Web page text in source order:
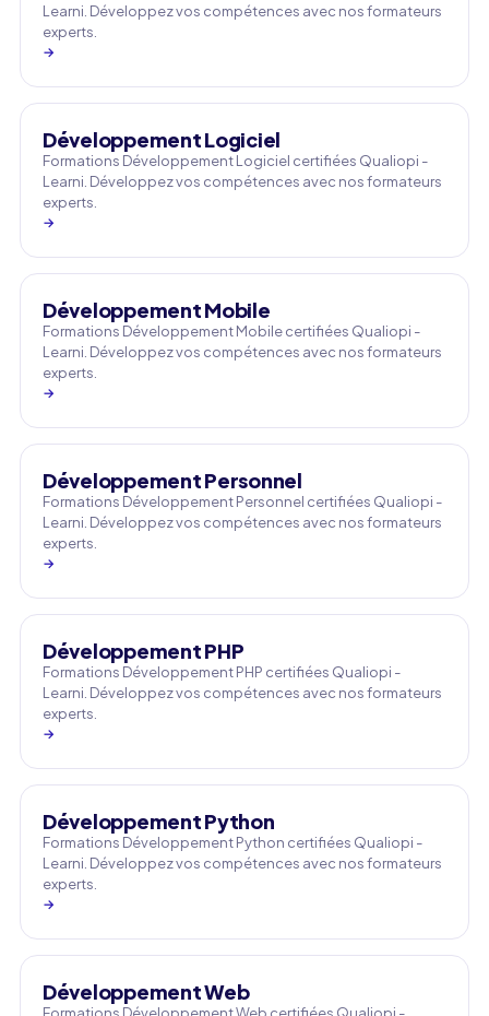
Learni. Développez vos compétences avec nos formateurs
experts.
→
Développement Logiciel
Formations Développement Logiciel certifiées Qualiopi -
Learni. Développez vos compétences avec nos formateurs
experts.
→
Développement Mobile
Formations Développement Mobile certifiées Qualiopi -
Learni. Développez vos compétences avec nos formateurs
experts.
→
Développement Personnel
Formations Développement Personnel certifiées Qualiopi -
Learni. Développez vos compétences avec nos formateurs
experts.
→
Développement PHP
Formations Développement PHP certifiées Qualiopi -
Learni. Développez vos compétences avec nos formateurs
experts.
→
Développement Python
Formations Développement Python certifiées Qualiopi -
Learni. Développez vos compétences avec nos formateurs
experts.
→
Développement Web